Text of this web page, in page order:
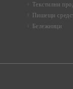
Текстилни
Пишещи
Бележници